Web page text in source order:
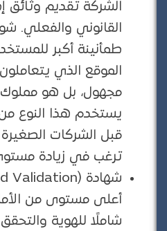
الشركة تقديم وثائق
طمأنينة أكبر
الموقع الذي
مجهول، بل هو مملوك
يستخدم هذا النوع من
قبل الشركات الصغيرة
ترغب في زيادة مستوى
أعلى مستوى من
شاملًا للهوية والتحقق